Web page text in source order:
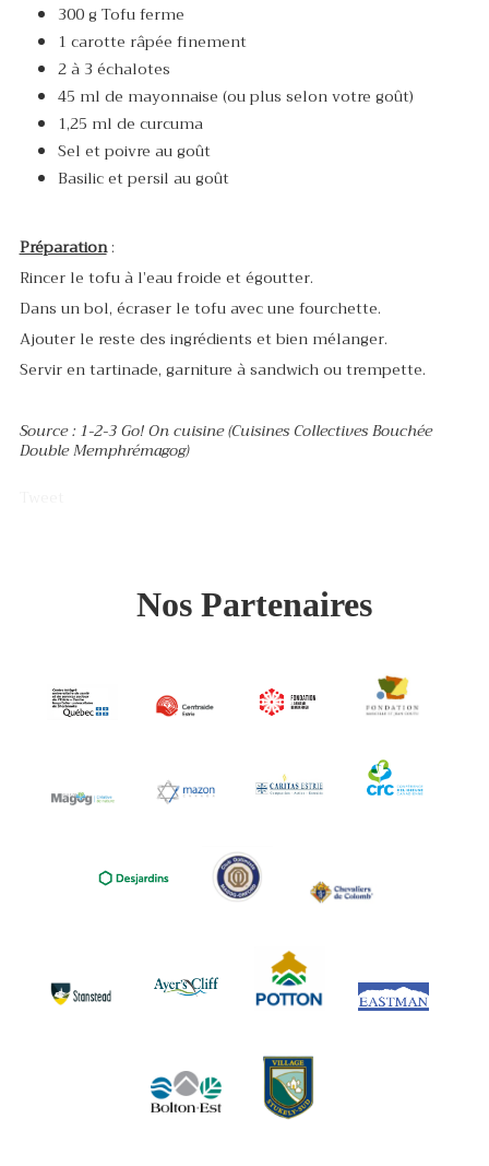
300 g Tofu ferme
1 carotte râpée finement
2 à 3 échalotes
45 ml de mayonnaise (ou plus selon votre goût)
1,25 ml de curcuma
Sel et poivre au goût
Basilic et persil au goût
Préparation:
Rincer le tofu à l’eau froide et égoutter.
Dans un bol, écraser le tofu avec une fourchette.
Ajouter le reste des ingrédients et bien mélanger.
Servir en tartinade, garniture à sandwich ou trempette.
Source : 1-2-3 Go! On cuisine (Cuisines Collectives Bouchée
Double Memphrémagog)
Nos Partenaires